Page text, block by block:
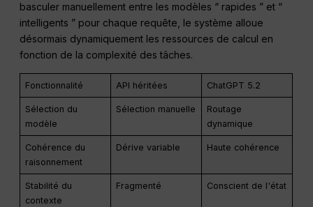
basculer manuellement entre les modèles “ rapides ” et “
intelligents ” pour chaque requête, le système alloue
désormais dynamiquement les ressources de calcul en
fonction de la complexité des tâches.
Fonctionnalité API héritées ChatGPT 5.2
Sélection du
modèle
Sélection manuelle
Routage
dynamique
Cohérence du
raisonnement
Dérive variable Haute cohérence
Stabilité du
contexte
Fragmenté Conscient de l'état